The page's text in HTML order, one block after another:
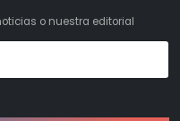
o nuestra editorial